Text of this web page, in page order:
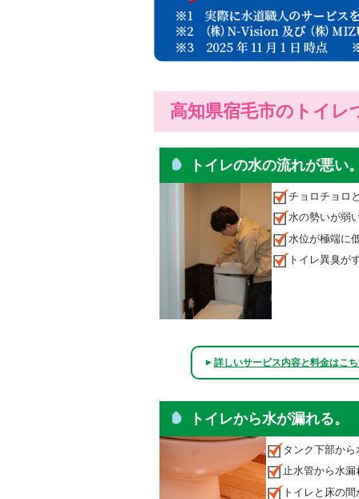
高知県宿毛市のトイレ
トイレの水の流れが悪い
チョロチョロ
水の勢いが弱
水位が極端に
トイレ異臭が
▲詳しいサービス内容と料金はこ
トイレから水が漏れる。
タンク下部から
止水管から水漏
トイレと床の